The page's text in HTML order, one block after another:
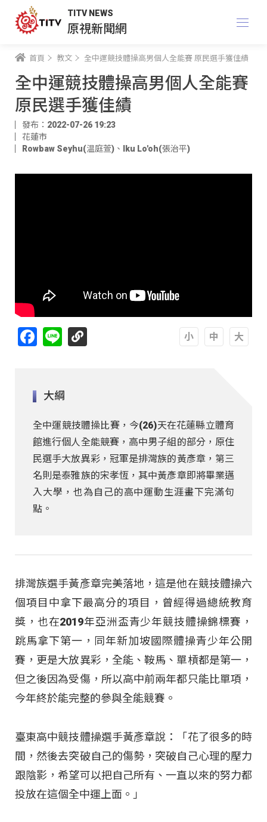
TITV NEWS
原視新聞網
首頁 教文 全中運競技體操高男個人全能賽 原民選手獲佳績
全中運競技體操高男個人全能賽
原民選手獲佳績
發布：2022-07-26 19:23
花蓮市
Rowbaw Seyhu(温庭萱) 、 Iku Lo'oh(張治平)
Facebook
Line
大綱
全中運競技體操比賽，今(26)天在花蓮縣立體育
館進行個人全能競賽，高中男子組的部分，原住
民選手大放異彩，冠軍是排灣族的黃彥章，第三
名則是泰雅族的宋孝恆，其中黃彥章即將畢業邁
入大學，也為自己的高中運動生涯畫下完滿句
點。
排灣族選手黃彥章完美落地，這是他在競技體操六
個項目中拿下最高分的項目，曾經得過總統教育
獎，也在2019年亞洲盃青少年競技體操錦標賽，
跳馬拿下第一，同年新加坡國際體操青少年公開
賽，更是大放異彩，全能、鞍馬、單槓都是第一，
但之後因為受傷，所以高中前兩年都只能比單項，
今年終於能完整的參與全能競賽。
臺東高中競技體操選手黃彥章說：「花了很多的時
間，然後去突破自己的傷勢，突破自己心理的壓力
跟陰影，希望可以把自己所有、一直以來的努力都
投放在這個全中運上面。」